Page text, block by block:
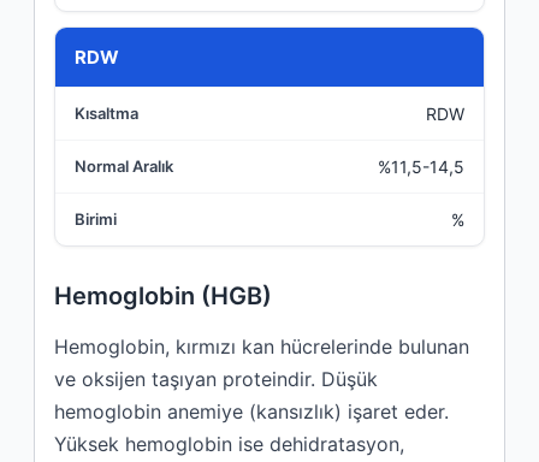
RDW
RDW
%11,5-14,5
%
Hemoglobin (HGB)
Hemoglobin, kırmızı kan hücrelerinde bulunan
ve oksijen taşıyan proteindir. Düşük
hemoglobin anemiye (kansızlık) işaret eder.
Yüksek hemoglobin ise dehidratasyon,